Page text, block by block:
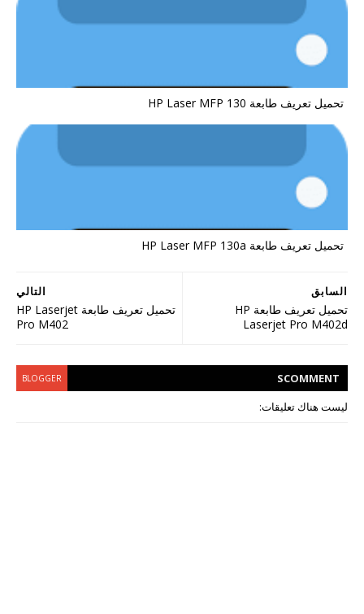
تحميل تعريف طابعة HP Laser MFP 130
تحميل تعريف طابعة HP Laser MFP 130a
التالي
تحميل تعريف طابعة HP Laserjet
Pro M402
السابق
تحميل تعريف طابعة HP
Laserjet Pro M402d
COMMENT
S
BLOGGER
ليست هناك تعليقات: